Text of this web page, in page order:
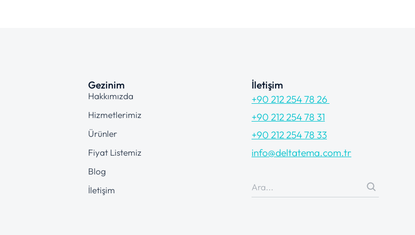
Gezinim
Hakkımızda
Hizmetlerimiz
Ürünler
Fiyat Listemiz
Blog
İletişim
İletişim
+90 212 254 78 26
+90 212 254 78 31
+90 212 254 78 33
info@deltatema.com.tr